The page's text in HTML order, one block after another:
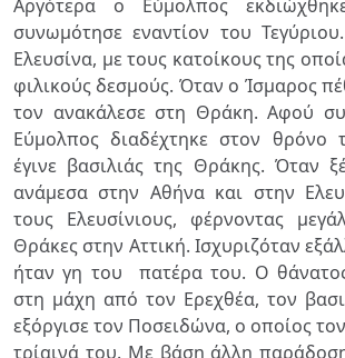
Αργότερα ο Εύμολπος
συνωμότησε εναντίον του Τεγύριου.
Ελευσίνα, με τους κατοίκους της
φιλικούς δεσμούς. Όταν ο Ίσμαρος
τον ανακάλεσε στη Θράκη. Αφού
Εύμολπος διαδέχτηκε στον θρόνο
έγινε βασιλιάς της Θράκης. Όταν
ανάμεσα στην Αθήνα και στην
τους Ελευσίνιους, φέρνοντας
Θράκες στην Αττική. Ισχυριζόταν
ήταν γη του πατέρα του. Ο
στη μάχη από τον Ερεχθέα, τον
εξόργισε τον Ποσειδώνα, ο οποίος
τρίαινά του. Με βάση άλλη